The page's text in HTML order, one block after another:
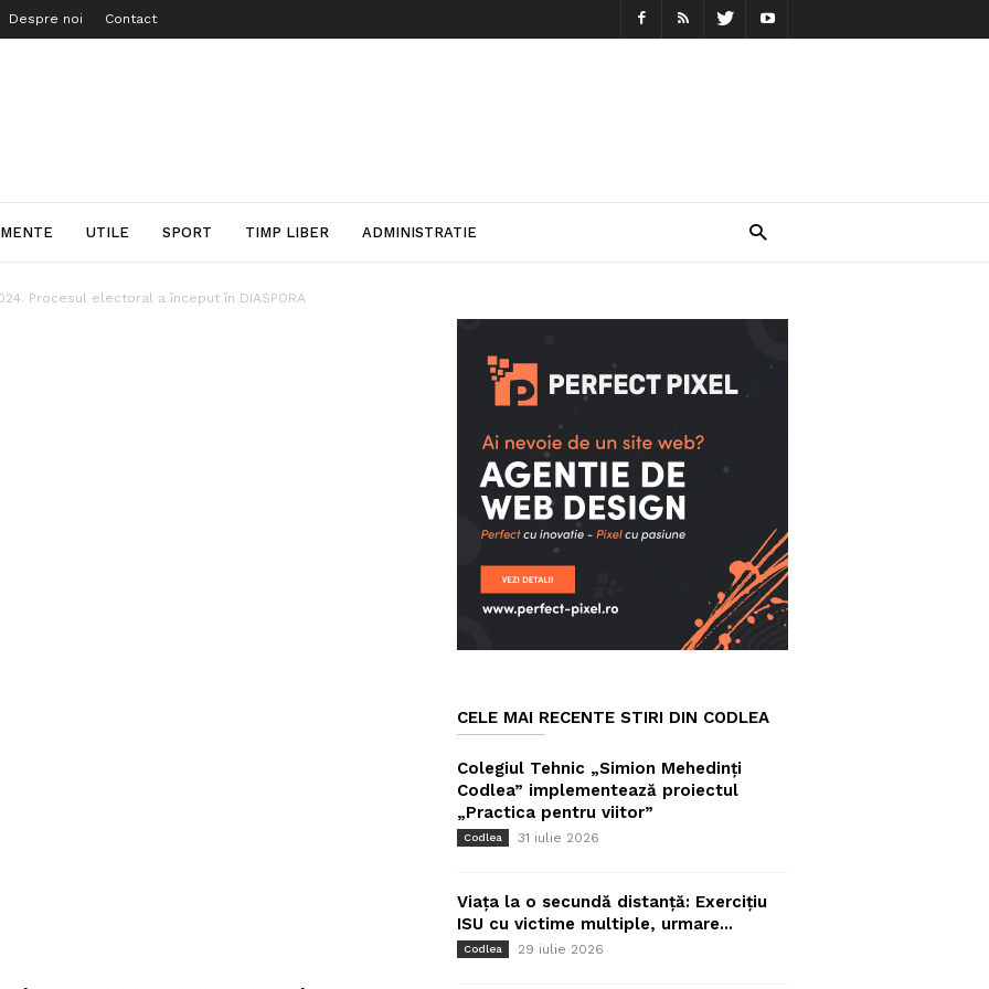
Despre noi Contact
UTILE SPORT TIMP LIBER ADMINISTRATIE
Procesul electoral a început în DIASPORA
CELE MAI RECENTE STIRI DIN CODLEA
Colegiul Tehnic „Simion Mehedinți
Codlea” implementează proiectul
„Practica pentru viitor”
Codlea 31 iulie 2026
Viața la o secundă distanță: Exercițiu
ISU cu victime multiple, urmare...
Codlea 29 iulie 2026